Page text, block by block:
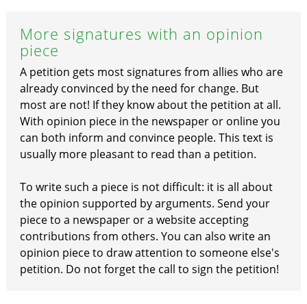
More signatures with an opinion
piece
A petition gets most signatures from allies who are
already convinced by the need for change. But
most are not! If they know about the petition at all.
With opinion piece in the newspaper or online you
can both inform and convince people. This text is
usually more pleasant to read than a petition.
To write such a piece is not difficult: it is all about
the opinion supported by arguments. Send your
piece to a newspaper or a website accepting
contributions from others. You can also write an
opinion piece to draw attention to someone else's
petition. Do not forget the call to sign the petition!